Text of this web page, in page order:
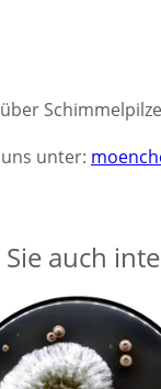
unter:
auch